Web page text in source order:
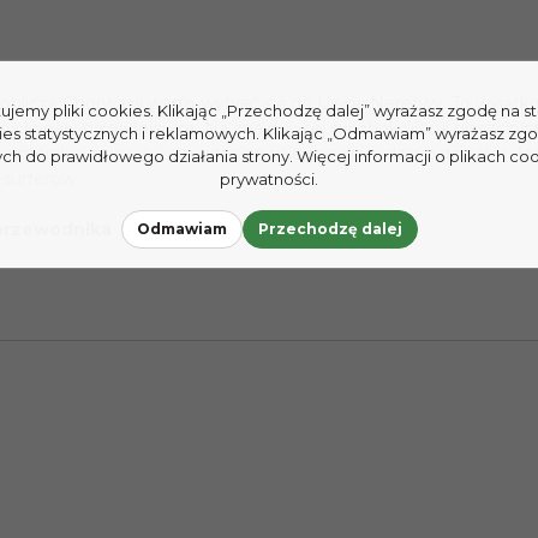
Chorwacji warto wybrać się do Ujścia Neretwy. To
nawadniające. Na znajdującej się obok ujścia
morskie sprawia, że to idealne miejsce dla rodzin z dziećmi.
pliki cookies. Klikając „Przechodzę dalej” wyrażasz zgodę na
statystycznych i reklamowych. Klikając „Odmawiam” wyrażasz
do prawidłowego działania strony. Więcej informacji o plikach
prywatności.
Odmawiam Przechodzę dalej